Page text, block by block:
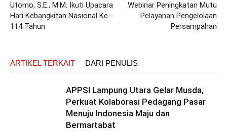
Utomo, S.E., M.M. Ikuti Upacara
Hari Kebangkitan Nasional Ke-
114 Tahun
Webinar Peningkatan Mutu
Pelayanan Pengelolaan
Persampahan
ARTIKEL TERKAIT DARI PENULIS
APPSI Lampung Utara Gelar Musda,
Perkuat Kolaborasi Pedagang Pasar
Menuju Indonesia Maju dan
Bermartabat